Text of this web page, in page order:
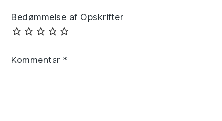
Bedømmelse af Opskrifter
Kommentar *